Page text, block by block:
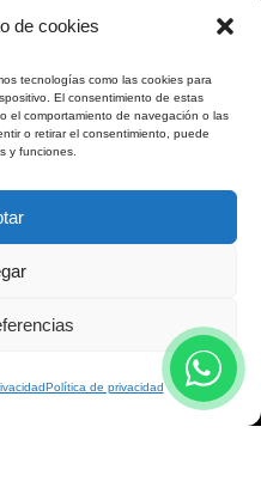
de cookies
tecnologías como las cookies para
El consentimiento de estas
el comportamiento de navegación o las
o retirar el consentimiento, puede
y funciones.
Política de privacidad